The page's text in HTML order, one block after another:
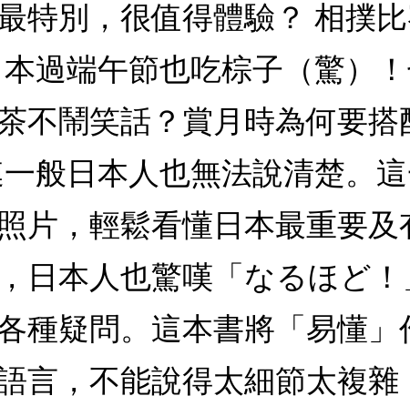
特別，很值得體驗？ 相撲
過端午節也吃棕子（驚）
不鬧笑話？賞月時為何要
般日本人也無法說清楚。
片，輕鬆看懂日本最重要
日本人也驚嘆「なるほど
種疑問。這本書將「易懂
言，不能說得太細節太複